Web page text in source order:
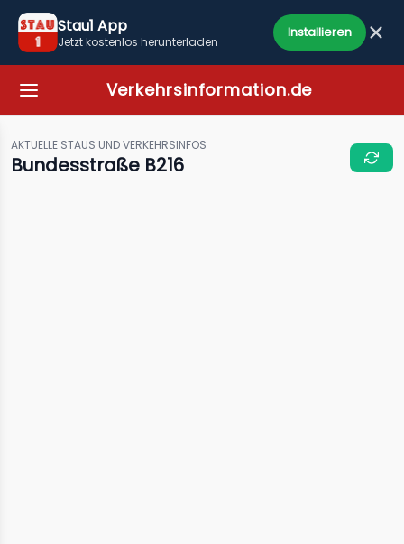
Stau1 App
Jetzt kostenlos herunterladen
Installieren
Verkehrsinformation.de
AKTUELLE STAUS UND VERKEHRSINFOS
Bundesstraße B216